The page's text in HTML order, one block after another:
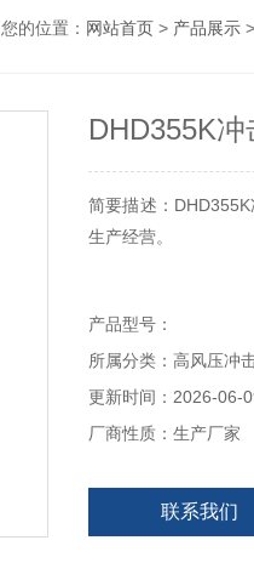
您的位置： 网站首页 > 产品展示 >
DHD355K
简要描述：
生产经营。
产品型号：
所属分类：高风压冲
更新时间：2026-06-
厂商性质：生产厂家
联系我们